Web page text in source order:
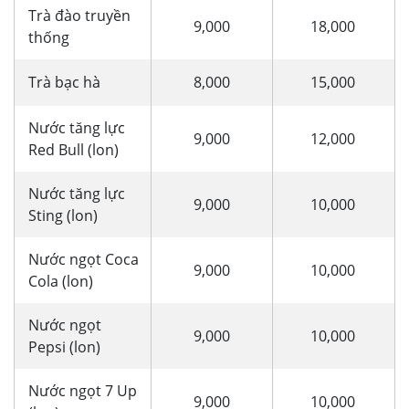
Trà đào truyền
thống
9,000 18,000
Trà bạc hà 8,000 15,000
Nước tăng lực
Red Bull (lon)
9,000 12,000
Nước tăng lực
Sting (lon)
9,000 10,000
Nước ngọt Coca
Cola (lon)
9,000 10,000
Nước ngọt
Pepsi (lon)
9,000 10,000
Nước ngọt 7 Up
9,000 10,000